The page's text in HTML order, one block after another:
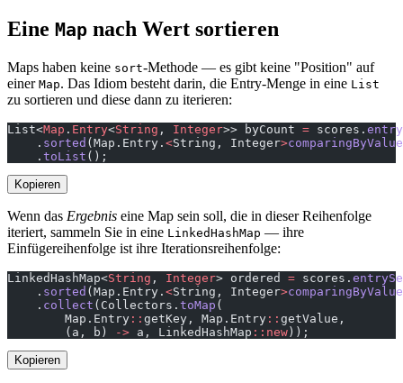
Eine Map nach Wert sortieren
Maps haben keine sort-Methode — es gibt keine "Position" auf
einer Map. Das Idiom besteht darin, die Entry-Menge in eine List
zu sortieren und diese dann zu iterieren:
List<Map . Entry<String , Integer>> byCount = scores.
    .
sorted (Map.Entry. <String, Integer>comparingByValue
    .
toList ();
Kopieren
Wenn das Ergebnis eine Map sein soll, die in dieser Reihenfolge
iteriert, sammeln Sie in eine LinkedHashMap — ihre
Einfügereihenfolge ist ihre Iterationsreihenfolge:
LinkedHashMap<String , Integer> ordered = scores.
    .
sorted (Map.Entry. <String, Integer>comparingByValue
    .
collect (Collectors. toMap (
        Map.Entry
:: getKey, Map.Entry :: getValue,
        (a, b)
-> a, LinkedHashMap ::new ));
Kopieren